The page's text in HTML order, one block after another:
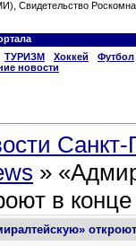
Свидетельство
ТУРИЗМ Хоккей
Футбол
новости
Санкт-
»
в